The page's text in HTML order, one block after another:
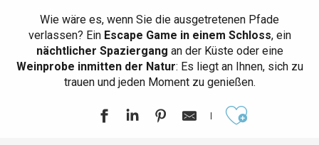
Wie wäre es, wenn Sie die ausgetretenen Pfade
verlassen? EinEscape Game in einem Schloss, ein
nächtlicher Spaziergang an der Küste oder eine
Weinprobe inmitten der Natur: Es liegt an Ihnen, sich zu
trauen und jeden Moment zu genießen.